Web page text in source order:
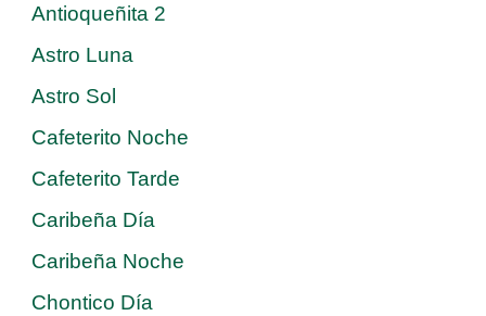
Antioqueñita 2
Astro Luna
Astro Sol
Cafeterito Noche
Cafeterito Tarde
Caribeña Día
Caribeña Noche
Chontico Día